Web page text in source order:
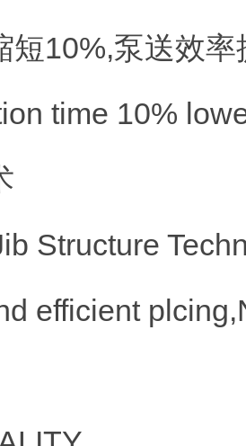
短10%,泵送效
time 10%
Structure
efficient